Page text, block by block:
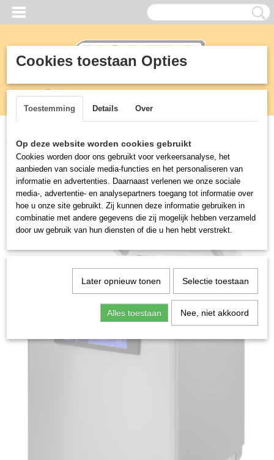
Inloggen Registreren
(0)
Home >Horeca>Vacuümmachines> M2 MOBIELE HENKOVAC
VACUUM
Cookies toestaan Opties
Toestemming Details Over
Op deze website worden cookies gebruikt
Cookies worden door ons gebruikt voor verkeersanalyse, het
aanbieden van sociale media-functies en het personaliseren van
informatie en advertenties. Daarnaast verlenen we onze sociale
media-, advertentie- en analysepartners toegang tot informatie over
hoe u onze site gebruikt. Zij kunnen deze informatie gebruiken in
combinatie met andere gegevens die zij mogelijk hebben verzameld
door uw gebruik van hun diensten of die u hen hebt verstrekt.
Later opnieuw tonen Selectie toestaan
Alles toestaan Nee, niet akkoord